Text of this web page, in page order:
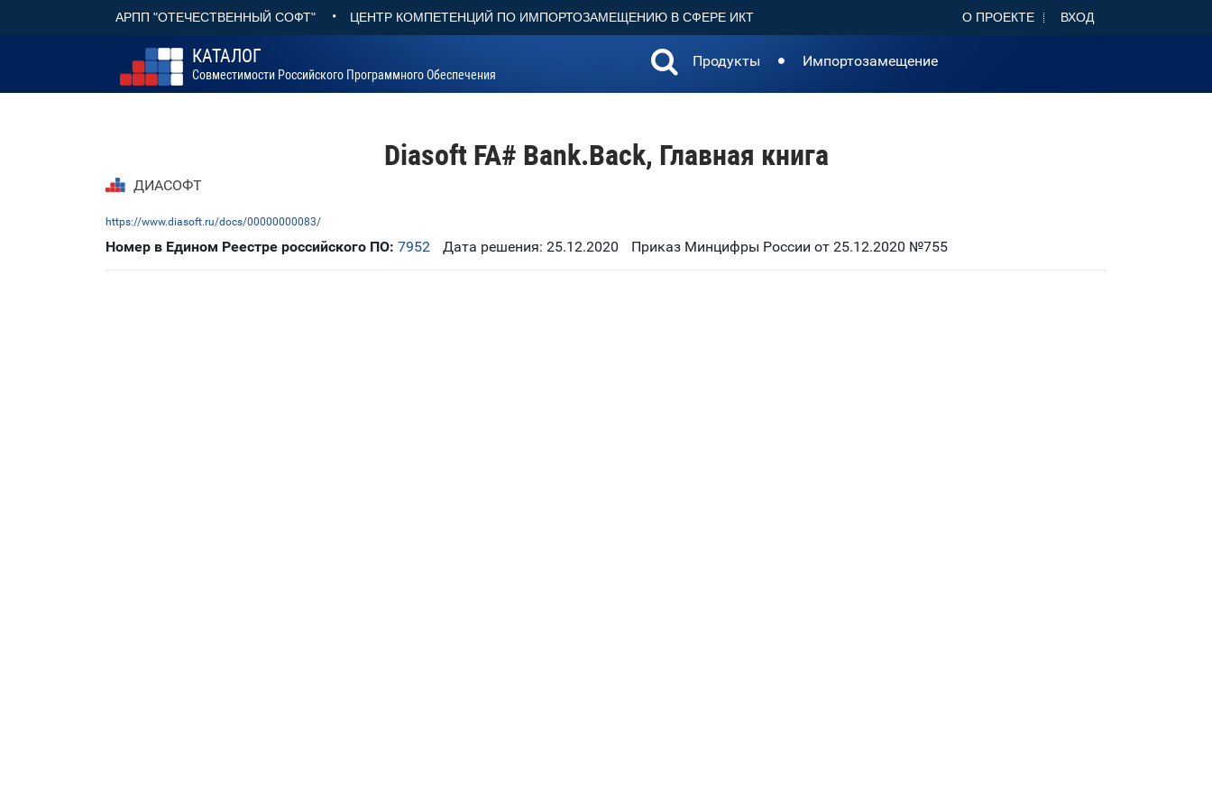
АРПП "ОТЕЧЕСТВЕННЫЙ СОФТ" • ЦЕНТР КОМПЕТЕНЦИЙ ПО ИМПОРТОЗАМЕЩЕНИЮ В СФЕРЕ ИКТ О ПРОЕКТЕ ВХОД
КАТАЛОГ
Совместимости Российского Программного Обеспечения
Продукты Импортозамещение
Diasoft FA# Bank.Back, Главная книга
ДИАСОФТ
https://www.diasoft.ru/docs/00000000083/
Номер в Едином Реестре российского ПО: 7952 Дата решения: 25.12.2020 Приказ Минцифры России от 25.12.2020 №755